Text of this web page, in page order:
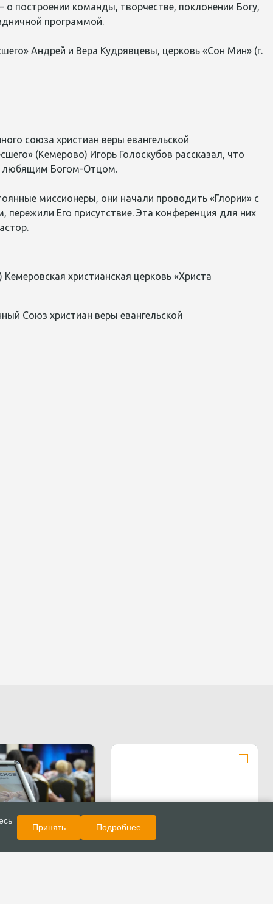
построении команды, творчестве, поклонении Богу,
программой.
Андрей и Вера Кудрявцевы, церковь «Сон Мин» (г.
союза христиан веры евангельской
(Кемерово) Игорь Голоскубов рассказал, что
любящим Богом-Отцом.
е миссионеры, они начали проводить «Глории» с
Его присутствие. Эта конференция для них
христианская церковь «Христа
Союз христиан веры евангельской
церкви «Благая
Принять Подробнее